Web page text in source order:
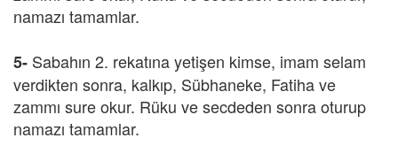
namazı tamamlar.
5- Sabahın 2. rekatına yetişen kimse, imam selam
verdikten sonra, kalkıp, Sübhaneke, Fatiha ve
zammı sure okur. Rüku ve secdeden sonra oturup
namazı tamamlar.